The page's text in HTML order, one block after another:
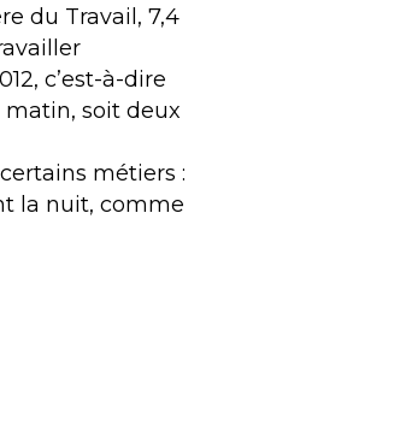
du Travail, 7,4
c’est-à-dire
soit deux
métiers :
la nuit, comme